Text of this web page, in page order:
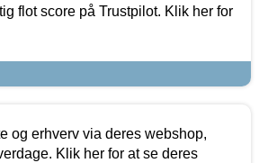
flot score på Trustpilot. Klik her for
og erhverv via deres webshop,
Klik her for at se deres